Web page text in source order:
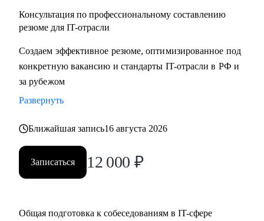
Консультация по профессиональному составлению
резюме для IT-отрасли
Создаем эффективное резюме, оптимизированное под
конкретную вакансию и стандарты IT-отрасли в РФ и
за рубежом
Развернуть
Ближайшая запись16 августа 2026
Записаться 12 000 ₽
Общая подготовка к собеседованиям в IT-сфере